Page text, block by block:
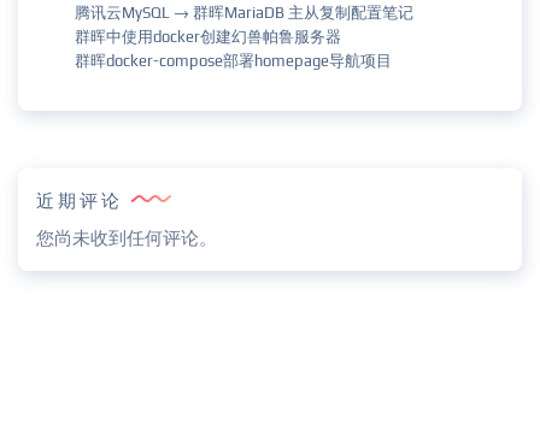
腾讯云MySQL → 群晖MariaDB 主从复制配置笔记
群晖中使用docker创建幻兽帕鲁服务器
群晖docker-compose部署homepage导航项目
近期评论
您尚未收到任何评论。